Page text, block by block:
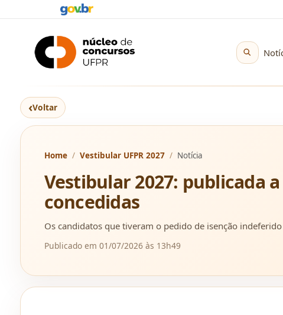
‹Voltar
Home Vestibular UFPR 2027 Notícia
Vestibular 2027: publicada
concedidas
Os candidatos que tiveram o pedido de isenção
Publicado em 01/07/2026 às 13h49